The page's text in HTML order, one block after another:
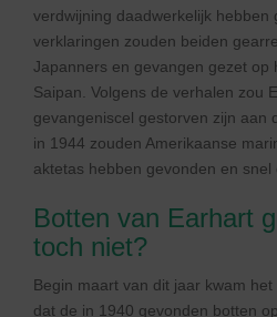
verdwijning daadwerkelijk hebben
verklaringen zouden beiden
Japanners en gevangen gezet op
Saipan. Volgens de verhalen zou
gevangeniscel gestorven zijn aan
in 1944 zouden Amerikaanse
aktetas hebben gevonden en snel
Botten van Earhart
toch niet?
Begin maart van dit jaar kwam
dat de in 1940 gevonden botten